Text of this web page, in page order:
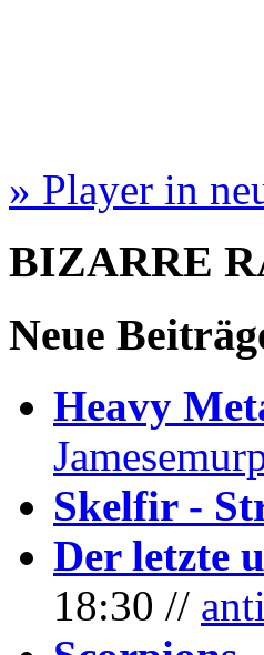
» Player in
BIZARRE
Neue
Heavy
Skelfir -
Der letzte
18:30 //